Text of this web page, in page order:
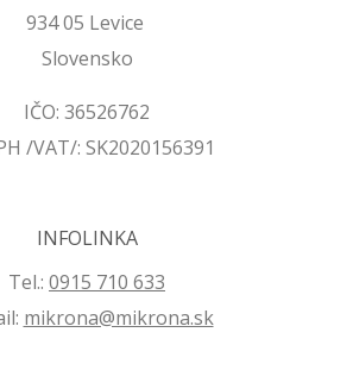
934 05 Levice
Slovensko
IČO: 36526762
/VAT/: SK2020156391
INFOLINKA
Tel.: 0915 710 633
mikrona@mikrona.sk